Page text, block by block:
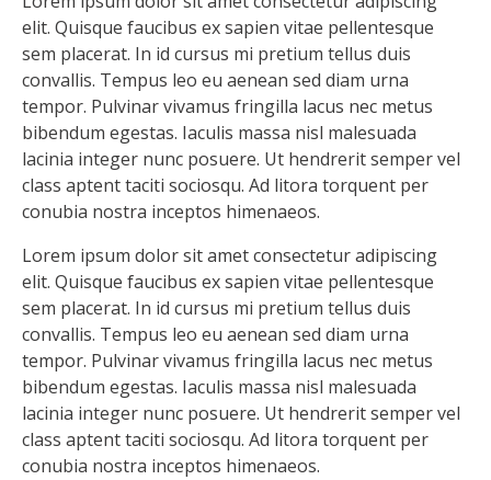
elit. Quisque faucibus ex sapien vitae pellentesque
sem placerat. In id cursus mi pretium tellus duis
convallis. Tempus leo eu aenean sed diam urna
tempor. Pulvinar vivamus fringilla lacus nec metus
bibendum egestas. Iaculis massa nisl malesuada
lacinia integer nunc posuere. Ut hendrerit semper vel
class aptent taciti sociosqu. Ad litora torquent per
conubia nostra inceptos himenaeos.
Lorem ipsum dolor sit amet consectetur adipiscing
elit. Quisque faucibus ex sapien vitae pellentesque
sem placerat. In id cursus mi pretium tellus duis
convallis. Tempus leo eu aenean sed diam urna
tempor. Pulvinar vivamus fringilla lacus nec metus
bibendum egestas. Iaculis massa nisl malesuada
lacinia integer nunc posuere. Ut hendrerit semper vel
class aptent taciti sociosqu. Ad litora torquent per
conubia nostra inceptos himenaeos.